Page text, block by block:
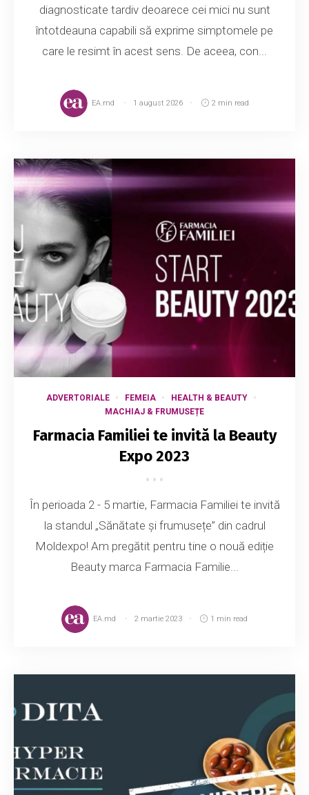
diagnosticate tardiv deoarece cei mici nu sunt
întotdeauna capabili să exprime simptomele pe
care le resimt în acest sens. De aceea, con...
EA.md 1 august 2026 2 min read
ADVERTORIALE FEMEIA
HEALTH & BEAUTY
MACHIAJ & FRUMUSEȚE
Farmacia Familiei te invită la Beauty
Expo 2023
În perioada 2 - 5 martie, Farmacia Familiei te invită
la standul „Sănătate și frumusețe” din cadrul
Moldexpo! Am pregătit pentru tine o nouă ediție
Beauty marca Farmacia Familie...
EA.md 2 martie 2023 1 min read